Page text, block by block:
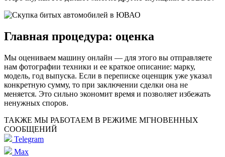
Главная процедура: оценка
Мы оцениваем машину онлайн — для этого вы отправляете
нам фотографии техники и ее краткое описание: марку,
модель, год выпуска. Если в переписке оценщик уже указал
конкретную сумму, то при заключении сделки она не
меняется. Это сильно экономит время и позволяет избежать
ненужных споров.
ТАКЖЕ МЫ РАБОТАЕМ В РЕЖИМЕ МГНОВЕННЫХ
СООБЩЕНИЙ
Telegram
Max